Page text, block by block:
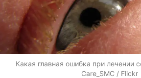
Какая главная ошибка при лечении
Care_SMC / Flickr